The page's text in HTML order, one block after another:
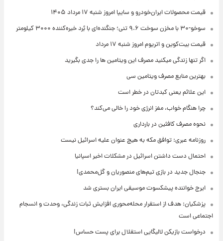
قیمت محصولات ایران‌خودرو و سایپا امروز شنبه ۱۷ مرداد ۱۴۰۵
سوخو-۳۰ با مخزن سوخت ۹.۶ تنی؛ جنگنده‌ای با بُرد خیره‌کننده ۳۰۰۰ کیلومتر
قیمت بیت‌کوین و اتریوم امروز شنبه ۱۷ مرداد
اگر تنها زندگی میکنید مصرف این ویتامین ها را جدی بگیرید
بهترین منابع مصرف ویتامین سی
این علائم یعنی کبدتان در خطر است
چرا هنگام خواب، مغز انرژی خود را خالی می‌کند؟
نحوه مصرف کافئین در بارداری
روزنامه عبری: توافق مکه به هیچ عنوان علیه اسرائیل نیست
احتمال دست داشتن اسرائیل در مشکلات اخیر اسپانیا
جنجال جدید در بازی تیم‌های منصوریان و گل‌محمدی!
ایرج خواننده پیشکسوت موسیقی ایران بستری شد
پزشکیان: هدف از استقرار محله‌محوری افزایش ثبات زندگی، وحدت و انسجام
اجتماعی است
درخواست بازیکن لالیگایی استقلال برای پست حساس!